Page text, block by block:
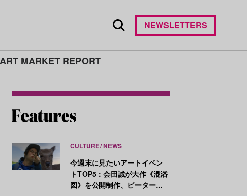
ART MARKET REPORT
NEWSLETTERS
CULTURE NEWS
今週末に見たいアートイベン
トTOP5：会田誠が大作《混浴
図》を公開制作、ピーター・